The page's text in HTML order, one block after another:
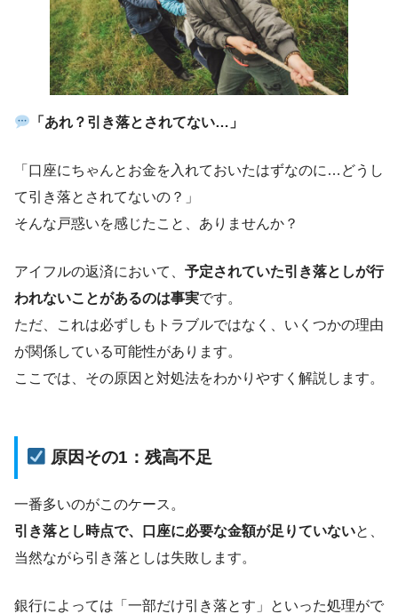
「あれ？引き落とされてない…」
「口座にちゃんとお金を入れておいたはずなのに…どうし
て引き落とされてないの？」
そんな戸惑いを感じたこと、ありませんか？
アイフルの返済において、 予定されていた引き落としが行
われないことがあるのは事実です。
ただ、これは必ずしもトラブルではなく、いくつかの理由
が関係している可能性があります。
ここでは、その原因と対処法をわかりやすく解説します。
原因その1：残高不足
一番多いのがこのケース。
引き落とし時点で、口座に必要な金額が足りていないと、
当然ながら引き落としは失敗します。
銀行によっては「一部だけ引き落とす」といった処理がで